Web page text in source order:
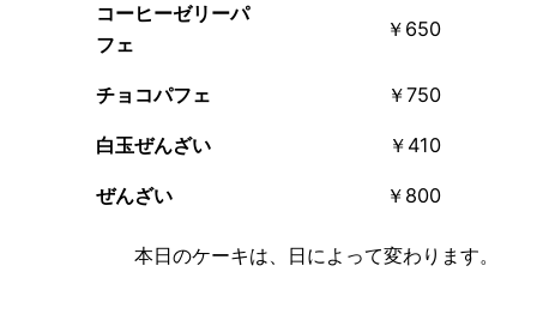
コーヒーゼリーパ
フェ
￥650
チョコパフェ ￥750
白玉ぜんざい ￥410
ぜんざい ￥800
本日のケーキは、日によって変わります。